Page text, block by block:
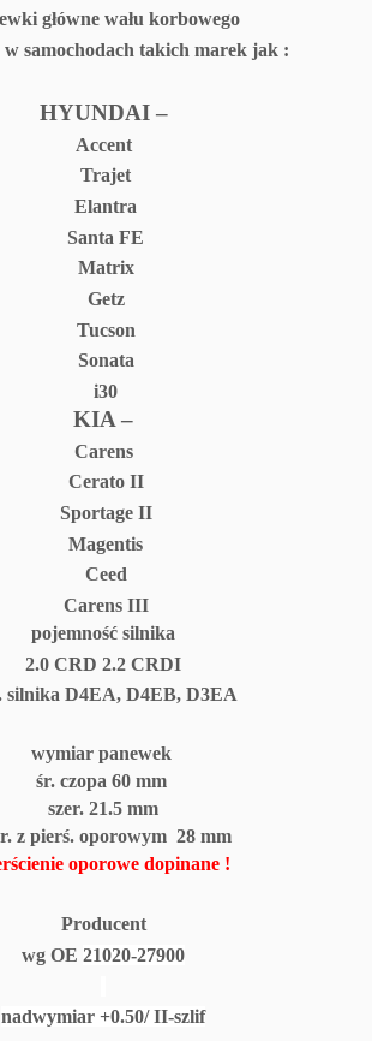
główne wału korbowego
w samochodach takich marek jak :
HYUNDAI –
Accent
Trajet
Elantra
Santa FE
Matrix
Getz
Tucson
Sonata
i30
KIA –
Carens
Cerato II
Sportage II
Magentis
Ceed
Carens III
pojemność silnika
2.0 CRD 2.2 CRDI
silnika D4EA, D4EB, D3EA
wymiar panewek
śr. czopa 60 mm
szer. 21.5 mm
z pierś. oporowym 28 mm
oporowe dopinane !
Producent
wg OE 21020-27900
nadwymiar +0.50/ II-szlif